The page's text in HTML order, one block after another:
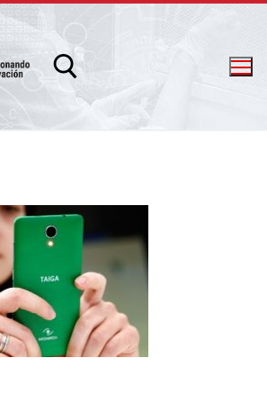
whatsapp: 54 9 11 6230 2470